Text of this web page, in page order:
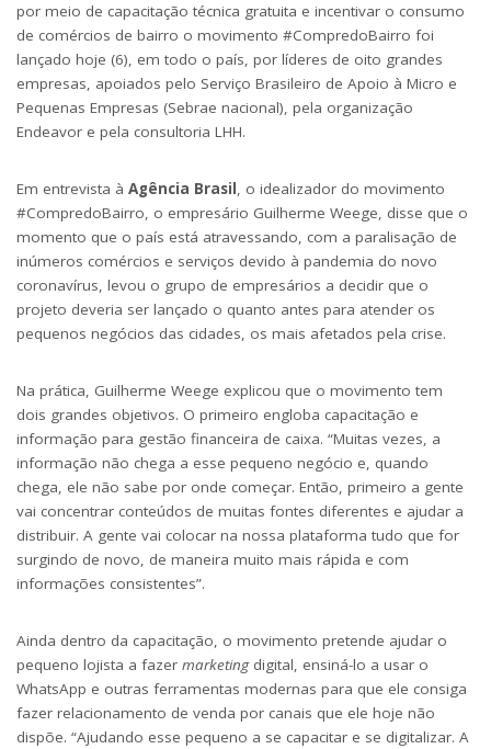
por meio de capacitação técnica gratuita e incentivar o consumo
de comércios de bairro o movimento #CompredoBairro foi
lançado hoje (6), em todo o país, por líderes de oito grandes
empresas, apoiados pelo Serviço Brasileiro de Apoio à Micro e
Pequenas Empresas (Sebrae nacional), pela organização
Endeavor e pela consultoria LHH.
Em entrevista à Agência Brasil , o idealizador do movimento
#CompredoBairro, o empresário Guilherme Weege, disse que o
momento que o país está atravessando, com a paralisação de
inúmeros comércios e serviços devido à pandemia do novo
coronavírus, levou o grupo de empresários a decidir que o
projeto deveria ser lançado o quanto antes para atender os
pequenos negócios das cidades, os mais afetados pela crise.
Na prática, Guilherme Weege explicou que o movimento tem
dois grandes objetivos. O primeiro engloba capacitação e
informação para gestão financeira de caixa. “Muitas vezes, a
informação não chega a esse pequeno negócio e, quando
chega, ele não sabe por onde começar. Então, primeiro a gente
vai concentrar conteúdos de muitas fontes diferentes e ajudar a
distribuir. A gente vai colocar na nossa plataforma tudo que for
surgindo de novo, de maneira muito mais rápida e com
informações consistentes”.
Ainda dentro da capacitação, o movimento pretende ajudar o
pequeno lojista a fazer marketingdigital, ensiná-lo a usar o
WhatsApp e outras ferramentas modernas para que ele consiga
fazer relacionamento de venda por canais que ele hoje não
dispõe. “Ajudando esse pequeno a se capacitar e se digitalizar. A